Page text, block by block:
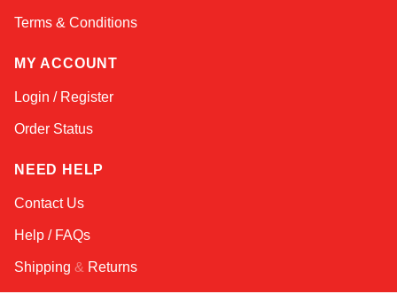
Terms & Conditions
MY ACCOUNT
Login / Register
Order Status
NEED HELP
Contact Us
Help / FAQs
Shipping & Returns